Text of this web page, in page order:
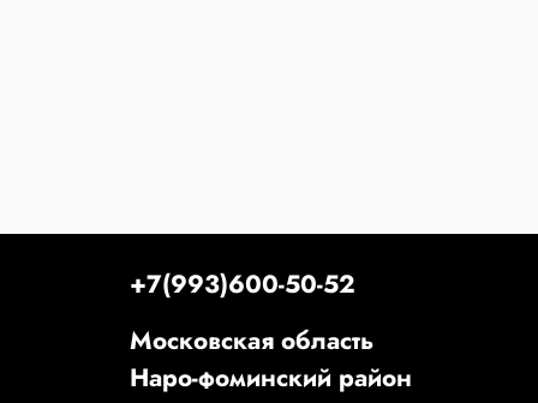
+7(993)600-50-52
Московская область
Наро-фоминский район